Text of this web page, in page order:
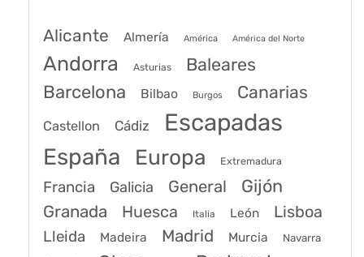
Alicante Almería América América del Norte
Andorra Asturias Baleares
Barcelona Bilbao Burgos Canarias
Castellon Cádiz Escapadas
España Europa Extremadura
Francia Galicia General Gijón
Granada Huesca Italia León Lisboa
Lleida Madeira Madrid Murcia Navarra